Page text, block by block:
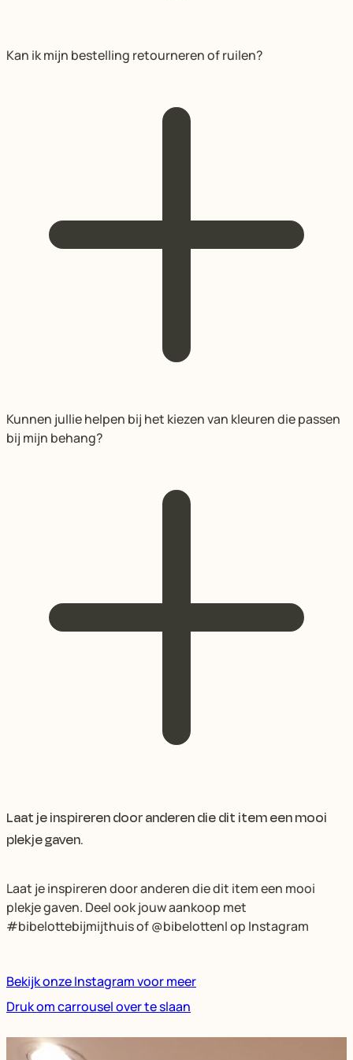
Kan ik mijn bestelling retourneren of ruilen?
Kunnen jullie helpen bij het kiezen van kleuren die passen
bij mijn behang?
Laat je inspireren door anderen die dit item een mooi
plekje gaven.
Laat je inspireren door anderen die dit item een mooi
plekje gaven. Deel ook jouw aankoop met
#bibelottebijmijthuis of @bibelottenl op Instagram
Bekijk onze Instagram voor meer
Druk om carrousel over te slaan